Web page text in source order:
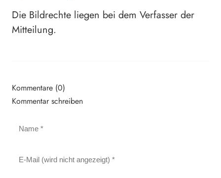
Die Bildrechte liegen bei dem Verfasser der
Mitteilung.
Kommentare (0)
Kommentar schreiben